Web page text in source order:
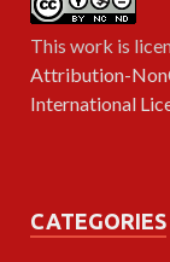
This work is
Attribution-
International
CATEGORIES